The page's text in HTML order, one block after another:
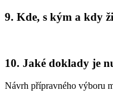
9. Kde, s kým a kdy
10. Jaké doklady je
Návrh přípravného výboru